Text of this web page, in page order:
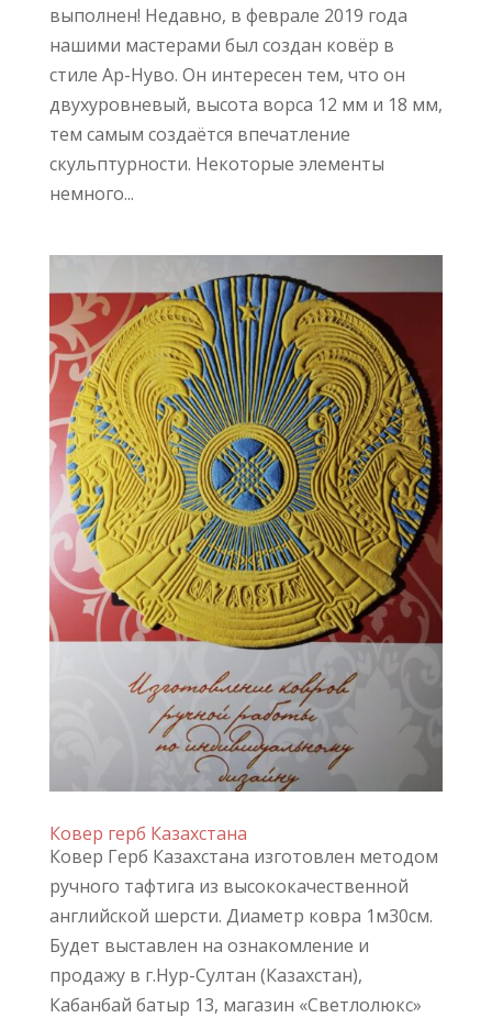
выполнен! Недавно, в феврале 2019 года
нашими мастерами был создан ковёр в
стиле Ар-Нуво. Он интересен тем, что он
двухуровневый, высота ворса 12 мм и 18 мм,
тем самым создаётся впечатление
скульптурности. Некоторые элементы
немного...
Ковер герб Казахстана
Ковер Герб Казахстана изготовлен методом
ручного тафтига из высококачественной
английской шерсти. Диаметр ковра 1м30см.
Будет выставлен на ознакомление и
продажу в г.Нур-Султан (Казахстан),
Кабанбай батыр 13, магазин «Светлолюкс»